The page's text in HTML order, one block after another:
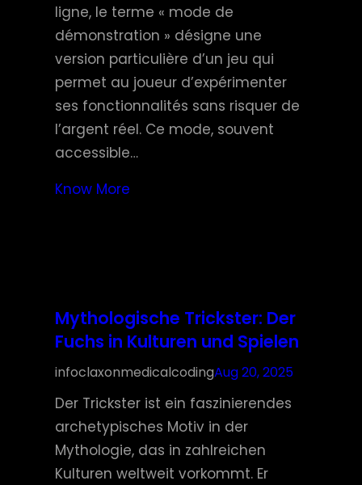
ligne, le terme « mode de
démonstration » désigne une
version particulière d’un jeu qui
permet au joueur d’expérimenter
ses fonctionnalités sans risquer de
l’argent réel. Ce mode, souvent
accessible…
Know More
Mythologische Trickster: Der
Fuchs in Kulturen und Spielen
infoclaxonmedicalcodingAug 20, 2025
Der Trickster ist ein faszinierendes
archetypisches Motiv in der
Mythologie, das in zahlreichen
Kulturen weltweit vorkommt. Er